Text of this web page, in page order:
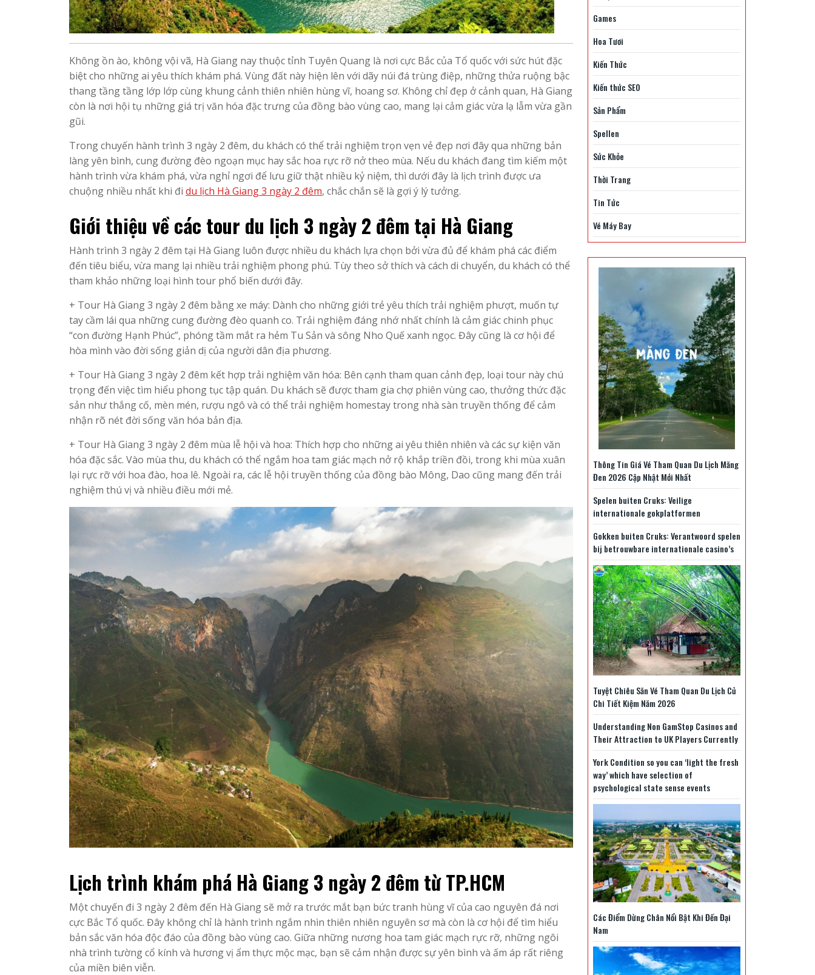
Không ồn ào, không vội vã, Hà Giang nay thuộc tỉnh Tuyên Quang là nơi cực Bắc của Tổ quốc với sức hút đặc
biệt cho những ai yêu thích khám phá. Vùng đất này hiện lên với dãy núi đá trùng điệp, những thửa ruộng bậc
thang tầng tầng lớp lớp cùng khung cảnh thiên nhiên hùng vĩ, hoang sơ. Không chỉ đẹp ở cảnh quan, Hà Giang
còn là nơi hội tụ những giá trị văn hóa đặc trưng của đồng bào vùng cao, mang lại cảm giác vừa lạ lẫm vừa gần
gũi.
Trong chuyến hành trình 3 ngày 2 đêm, du khách có thể trải nghiệm trọn vẹn vẻ đẹp nơi đây qua những bản
làng yên bình, cung đường đèo ngoạn mục hay sắc hoa rực rỡ nở theo mùa. Nếu du khách đang tìm kiếm một
hành trình vừa khám phá, vừa nghỉ ngơi để lưu giữ thật nhiều kỷ niệm, thì dưới đây là lịch trình được ưa
chuộng nhiều nhất khi đi du lịch Hà Giang 3 ngày 2 đêm, chắc chắn sẽ là gợi ý lý tưởng.
Giới thiệu về các tour du lịch 3 ngày 2 đêm tại Hà Giang
Hành trình 3 ngày 2 đêm tại Hà Giang luôn được nhiều du khách lựa chọn bởi vừa đủ để khám phá các điểm
đến tiêu biểu, vừa mang lại nhiều trải nghiệm phong phú. Tùy theo sở thích và cách di chuyển, du khách có thể
tham khảo những loại hình tour phổ biến dưới đây.
+ Tour Hà Giang 3 ngày 2 đêm bằng xe máy: Dành cho những giới trẻ yêu thích trải nghiệm phượt, muốn tự
tay cầm lái qua những cung đường đèo quanh co. Trải nghiệm đáng nhớ nhất chính là cảm giác chinh phục
“con đường Hạnh Phúc”, phóng tầm mắt ra hẻm Tu Sản và sông Nho Quế xanh ngọc. Đây cũng là cơ hội để
hòa mình vào đời sống giản dị của người dân địa phương.
+ Tour Hà Giang 3 ngày 2 đêm kết hợp trải nghiệm văn hóa: Bên cạnh tham quan cảnh đẹp, loại tour này chú
trọng đến việc tìm hiểu phong tục tập quán. Du khách sẽ được tham gia chợ phiên vùng cao, thưởng thức đặc
sản như thắng cố, mèn mén, rượu ngô và có thể trải nghiệm homestay trong nhà sàn truyền thống để cảm
nhận rõ nét đời sống văn hóa bản địa.
+ Tour Hà Giang 3 ngày 2 đêm mùa lễ hội và hoa: Thích hợp cho những ai yêu thiên nhiên và các sự kiện văn
hóa đặc sắc. Vào mùa thu, du khách có thể ngắm hoa tam giác mạch nở rộ khắp triền đồi, trong khi mùa xuân
lại rực rỡ với hoa đào, hoa lê. Ngoài ra, các lễ hội truyền thống của đồng bào Mông, Dao cũng mang đến trải
nghiệm thú vị và nhiều điều mới mẻ.
Lịch trình khám phá Hà Giang 3 ngày 2 đêm từ TP.HCM
Một chuyến đi 3 ngày 2 đêm đến Hà Giang sẽ mở ra trước mắt bạn bức tranh hùng vĩ của cao nguyên đá nơi
cực Bắc Tổ quốc. Đây không chỉ là hành trình ngắm nhìn thiên nhiên nguyên sơ mà còn là cơ hội để tìm hiểu
bản sắc văn hóa độc đáo của đồng bào vùng cao. Giữa những nương hoa tam giác mạch rực rỡ, những ngôi
nhà trình tường cổ kính và hương vị ẩm thực mộc mạc, bạn sẽ cảm nhận được sự yên bình và ấm áp rất riêng
của miền biên viễn.
Games
Hoa Tươi
Kiến Thức
Kiến thức SEO
Sản Phẩm
Spellen
Sức Khỏe
Thời Trang
Tin Tức
Vé Máy Bay
Thông Tin Giá Vé Tham Quan Du Lịch Măng
Đen 2026 Cập Nhật Mới Nhất
Spelen buiten Cruks: Veilige
internationale gokplatformen
Gokken buiten Cruks: Verantwoord spelen
bij betrouwbare internationale casino’s
Tuyệt Chiêu Săn Vé Tham Quan Du Lịch Củ
Chi Tiết Kiệm Năm 2026
Understanding Non GamStop Casinos and
Their Attraction to UK Players Currently
York Condition so you can ‘light the fresh
way’ which have selection of
psychological state sense events
Các Điểm Dừng Chân Nổi Bật Khi Đến Đại
Nam